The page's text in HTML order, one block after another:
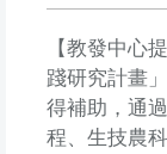
【教發中心
踐研究計畫
得補助，通
程、生技農